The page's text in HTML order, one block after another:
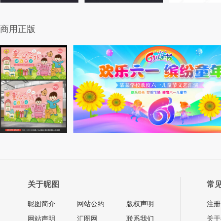
商用正版
关于昵图
昵图简介
网站声明
网站公约
汇图网
版权声明
联系我们
常
注册
关